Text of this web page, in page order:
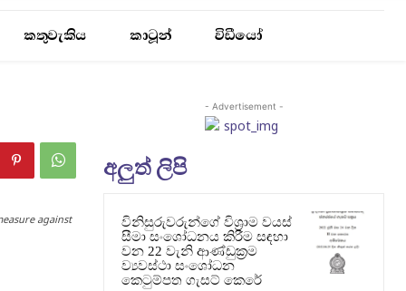
කතුවැකිය කාටූන් විඩීයෝ
against
- Advertisement -
අලුත් ලිපි
විනිසුරුවරුන්ගේ විශ්‍රාම වයස්
සීමා සංශෝධනය කිරීම සඳහා
වන 22 වැනි ආණ්ඩුක්‍රම
ව්‍යවස්ථා සංශෝධන
කෙටුම්පත ගැසට් කෙරේ